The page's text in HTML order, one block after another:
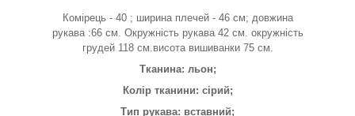
Комірець - 40 ; ширина плечей - 46 см; довжина
рукава :66 см. Окружність рукава 42 см. окружність
грудей 118 см.висота вишиванки 75 см.
Тканина: льон;
Колір тканини: сірий;
Тип рукава: вставний;